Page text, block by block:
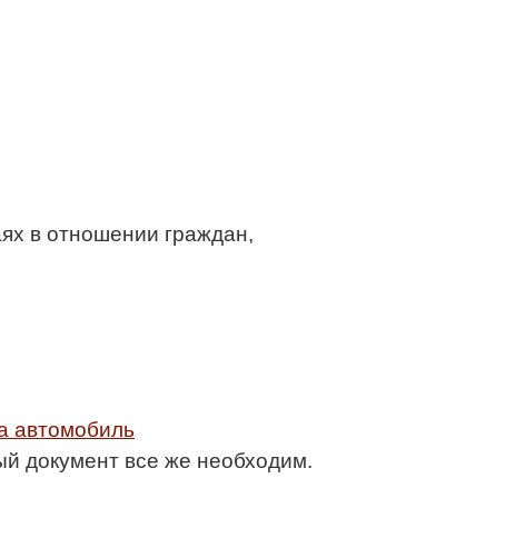
в отношении граждан,
автомобиль
документ все же необходим.